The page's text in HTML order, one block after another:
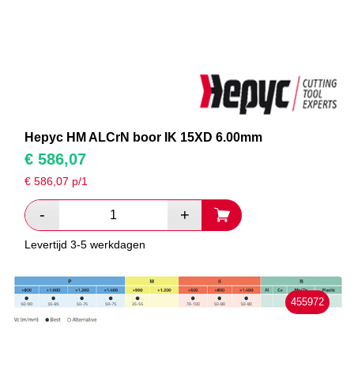
Hepyc HM ALCrN boor IK 15XD 6.00mm
€ 586,07
€586,07 p/1
Levertijd 3-5 werkdagen
455972